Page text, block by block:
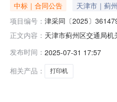
中标｜合同公告 天津市｜蓟
项目编号： 津采同〔2025〕
正文内容： 天津市蓟州区交通局
（甲方）：天津市蓟
厦16
发布时间： 2025-07-31 17:57
相关产品：
打印机